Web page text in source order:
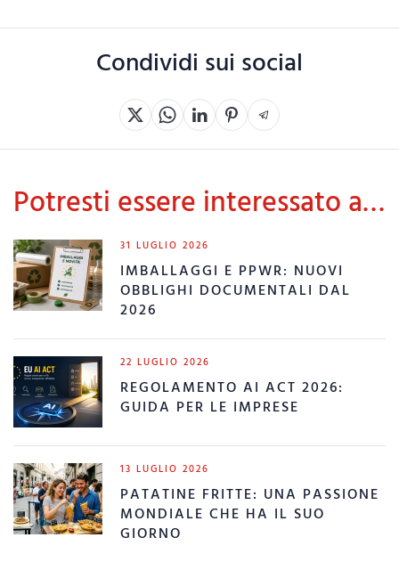
Condividi sui social
Potresti essere interessato a…
31 LUGLIO 2026
IMBALLAGGI E PPWR: NUOVI
OBBLIGHI DOCUMENTALI DAL
2026
22 LUGLIO 2026
REGOLAMENTO AI ACT 2026:
GUIDA PER LE IMPRESE
13 LUGLIO 2026
PATATINE FRITTE: UNA PASSIONE
MONDIALE CHE HA IL SUO
GIORNO